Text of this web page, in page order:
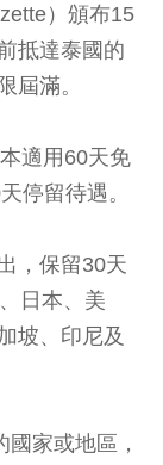
）頒布15
抵達泰國的
屆滿。
適用60天免
停留待遇。
，保留30天
日本、美
坡、印尼及
家或地區，